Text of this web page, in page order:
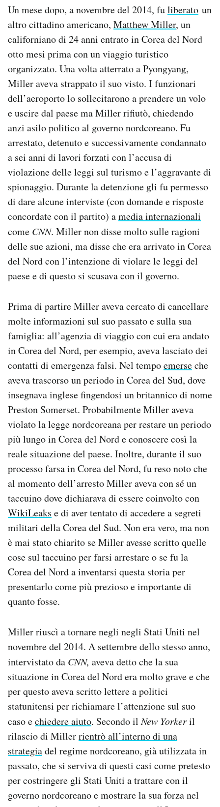
Un mese dopo, a novembre del 2014, fuliberato un
altro cittadino americano, Matthew Miller, un
californiano di 24 anni entrato in Corea del Nord
otto mesi prima con un viaggio turistico
organizzato. Una volta atterrato a Pyongyang,
Miller aveva strappato il suo visto. I funzionari
dell’aeroporto lo sollecitarono a prendere un volo
e uscire dal paese ma Miller rifiutò, chiedendo
anzi asilo politico al governo nordcoreano. Fu
arrestato, detenuto e successivamente condannato
a sei anni di lavori forzati con l’accusa di
violazione delle leggi sul turismo e l’aggravante di
spionaggio. Durante la detenzione gli fu permesso
di dare alcune interviste (con domande e risposte
concordate con il partito) amedia internazionali
come CNN. Miller non disse molto sulle ragioni
delle sue azioni, ma disse che era arrivato in Corea
del Nord con l’intenzione di violare le leggi del
paese e di questo si scusava con il governo.
Prima di partire Miller aveva cercato di cancellare
molte informazioni sul suo passato e sulla sua
famiglia: all’agenzia di viaggio con cui era andato
in Corea del Nord, per esempio, aveva lasciato dei
contatti di emergenza falsi. Nel tempoemerseche
aveva trascorso un periodo in Corea del Sud, dove
insegnava inglese fingendosi un britannico di nome
Preston Somerset. Probabilmente Miller aveva
violato la legge nordcoreana per restare un periodo
più lungo in Corea del Nord e conoscere così la
reale situazione del paese. Inoltre, durante il suo
processo farsa in Corea del Nord, fu reso noto che
al momento dell’arresto Miller aveva con sé un
taccuino dove dichiarava di essere coinvolto con
WikiLeaks e di aver tentato di accedere a segreti
militari della Corea del Sud. Non era vero, ma non
è mai stato chiarito se Miller avesse scritto quelle
cose sul taccuino per farsi arrestare o se fu la
Corea del Nord a inventarsi questa storia per
presentarlo come più prezioso e importante di
quanto fosse.
Miller riuscì a tornare negli negli Stati Uniti nel
novembre del 2014. A settembre dello stesso anno,
intervistato da CNN, aveva detto che la sua
situazione in Corea del Nord era molto grave e che
per questo aveva scritto lettere a politici
statunitensi per richiamare l’attenzione sul suo
caso echiedere aiuto. Secondo ilNew Yorkeril
rilascio di Millerrientrò all’interno di una
strategiadel regime nordcoreano, già utilizzata in
passato, che si serviva di questi casi come pretesto
per costringere gli Stati Uniti a trattare con il
governo nordcoreano e mostrare la sua forza nel